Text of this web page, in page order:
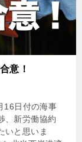
意！
16日付の海事
、新労働協約
いと思いま